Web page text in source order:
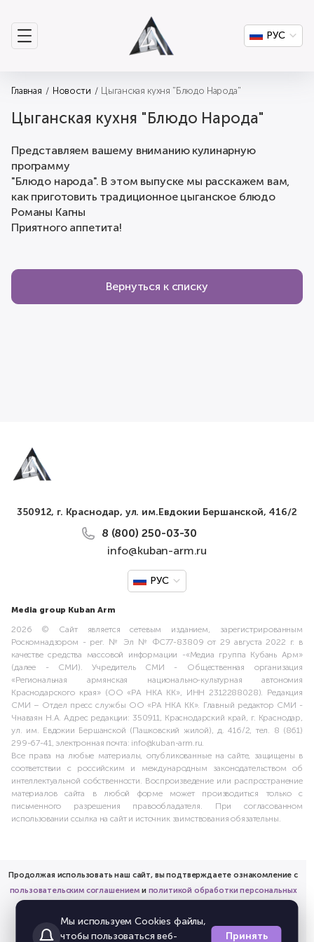
РУС
Главная Новости Цыганская кухня "Блюдо Народа"
Цыганская кухня "Блюдо Народа"
Представляем вашему вниманию кулинарную
программу
"Блюдо народа". В этом выпуске мы расскажем вам,
как приготовить традиционное цыганское блюдо
Романы Кагны
Приятного аппетита!
Вернуться к списку
350912, г. Краснодар, ул. им.Евдокии Бершанской, 416/2
8 (800) 250-03-30
info@kuban-arm.ru
РУС
Media group Kuban Arm
2026 © Сайт является сетевым изданием, зарегистрированным
Роскомнадзором - рег. № Эл № ФС77-83809 от 29 августа 2022 г. в
качестве средства массовой информации -«Медиа группа Кубань Арм»
(далее - СМИ). Учредитель СМИ - Общественная организация
«Региональная армянская национально-культурная автономия
Краснодарского края» (ОО «РА НКА КК», ИНН 2312288028). Редакция
СМИ – Отдел пресс службы ОО «РА НКА КК». Главный редактор СМИ -
Чнаваян Н.А. Адрес редакции: 350911, Краснодарский край, г. Краснодар,
ул. им. Евдокии Бершанской (Пашковский жилой), д. 416/2, тел. 8 (861)
299-67-41, электронная почта: info@kuban-arm.ru.
Все права на любые материалы, опубликованные на сайте, защищены в
соответствии с российским и международным законодательством об
интеллектуальной собственности. Воспроизведение или распространение
материалов сайта в любой форме может производиться только с
письменного разрешения правообладателя. При согласованном
использовании ссылка на сайт и источник заимствования обязательны.
Продолжая использовать наш сайт, вы подтверждаете ознакомление с
пользовательским соглашением и политикой обработки персональных
и предоставляете согласие на обработку соответствующих
персональных данных.
Мы используем Cookies файлы,
чтобы пользоваться веб-
Принять